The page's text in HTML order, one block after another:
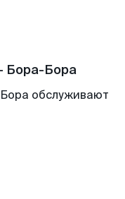
Бора-Бора
обслуживают